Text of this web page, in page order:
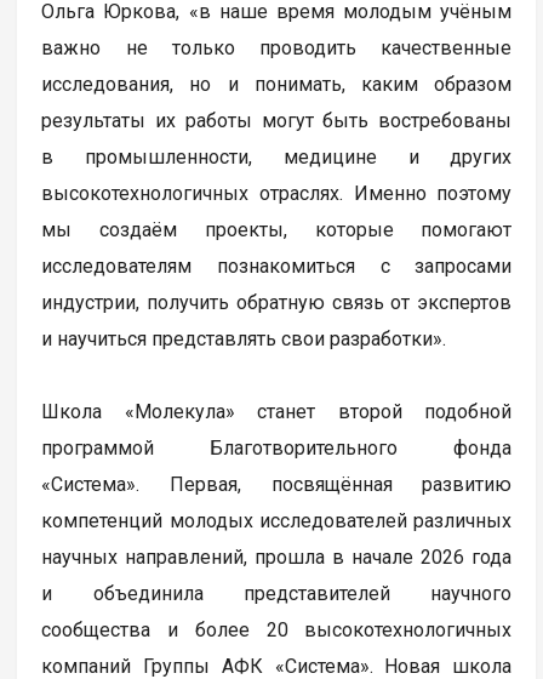
Ольга Юркова, «в наше время молодым учёным
важно не только проводить качественные
исследования, но и понимать, каким образом
результаты их работы могут быть востребованы
в промышленности, медицине и других
высокотехнологичных отраслях. Именно поэтому
мы создаём проекты, которые помогают
исследователям познакомиться с запросами
индустрии, получить обратную связь от экспертов
и научиться представлять свои разработки».
Школа «Молекула» станет второй подобной
программой Благотворительного фонда
«Система». Первая, посвящённая развитию
компетенций молодых исследователей различных
научных направлений, прошла в начале 2026 года
и объединила представителей научного
сообщества и более 20 высокотехнологичных
компаний Группы АФК «Система». Новая школа